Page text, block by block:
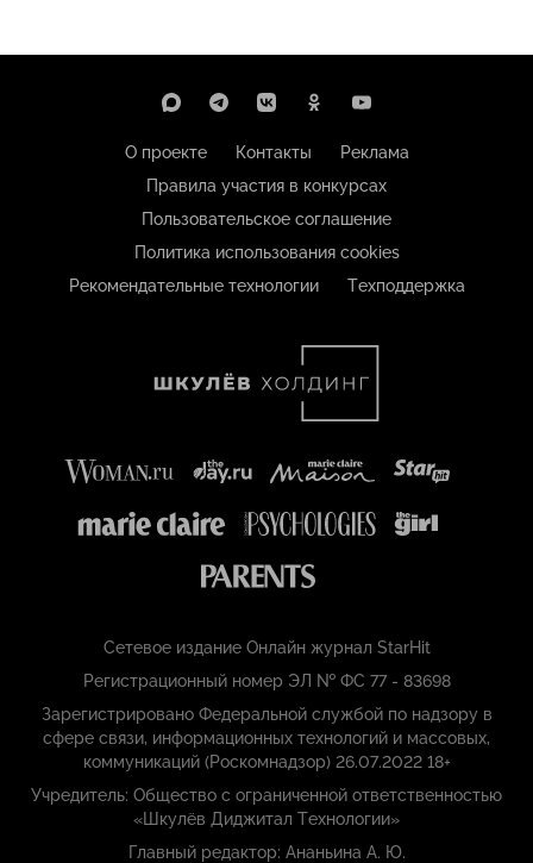
О проекте Контакты
Реклама
Правила участия в конкурсах
Пользовательское соглашение
Политика использования cookies
Рекомендательные технологии
Техподдержка
Сетевое издание Онлайн журнал StarHit
Регистрационный номер ЭЛ № ФС 77 - 83698
Зарегистрировано Федеральной службой по надзору в
сфере связи, информационных технологий и массовых,
коммуникаций (Роскомнадзор) 26.07.2022 18+
Учредитель: Общество с ограниченной ответственностью
«Шкулёв Диджитал Технологии»
Главный редактор: Ананьина А. Ю.